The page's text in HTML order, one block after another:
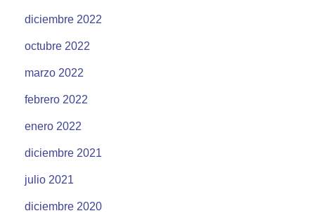
diciembre 2022
octubre 2022
marzo 2022
febrero 2022
enero 2022
diciembre 2021
julio 2021
diciembre 2020